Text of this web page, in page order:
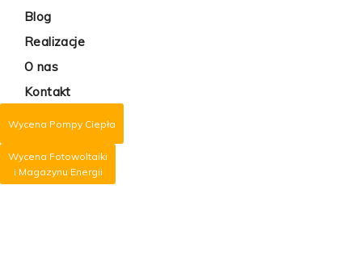
Blog
Realizacje
O nas
Kontakt
Wycena Pompy Ciepła
Wycena Fotowoltaiki
i Magazynu Energii